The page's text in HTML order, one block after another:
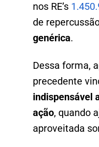
nos RE’s
de
genérica.
Dessa forma,
precedente
indispensável
ação, quando
aproveitada